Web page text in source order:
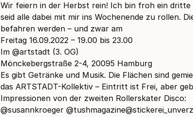
Wir feiern in der Herbst rein! Ich bin froh ein
seid alle dabei mit mir ins Wochenende zu rollen.
befahren werden – und zwar am
Freitag 16.09.2022 – 19.00 bis 23.00
Im @artstadt (3. OG)
Mönckebergstraße 2-4, 20095 Hamburg
Es gibt Getränke und Musik. Die Flächen sind
das ARTSTADT-Kollektiv – Eintritt ist Frei, aber
Impressionen von der zweiten Rollerskater Disco:
@susannkroeger @tushmagazine